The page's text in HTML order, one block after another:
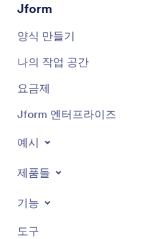
Jform
양식 만들기
나의 작업 공간
요금제
Jform 엔터프라이즈
예시
제품들
기능
도구